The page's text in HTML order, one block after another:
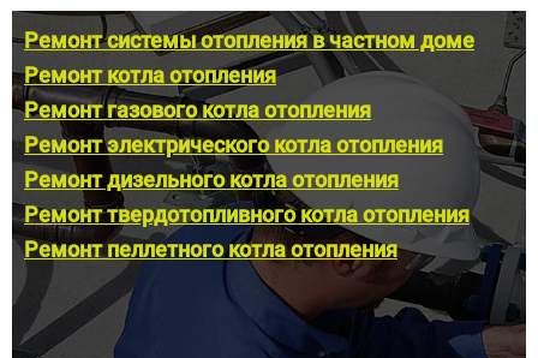
Ремонт системы отопления в частном доме
Ремонт котла отопления
Ремонт газового котла отопления
Ремонт электрического котла отопления
Ремонт дизельного котла отопления
Ремонт твердотопливного котла отопления
Ремонт пеллетного котла отопления